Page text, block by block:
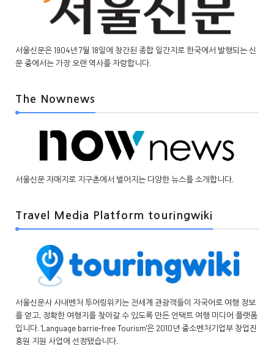
서울신문은 1904년 7월 18일에 창간된 종합 일간지로 한국에서 발행되는 신
문 중에서는 가장 오랜 역사를 자랑합니다.
The Nownews
서울신문 자매지로 지구촌에서 벌어지는 다양한 뉴스를 소개합니다.
Travel Media Platform touringwiki
서울신문사 사내벤처 투어링위키는 전세계 관광객들이 자국어로 여행 정보
를 얻고, 정확한 여행지를 찾아갈 수 있도록 만든 언택트 여행 미디어 플랫폼
입니다. 'Language barrie-free Tourism'은 2010년 중소벤처기업부 창업진
흥원 지원 사업에 선정됐습니다.